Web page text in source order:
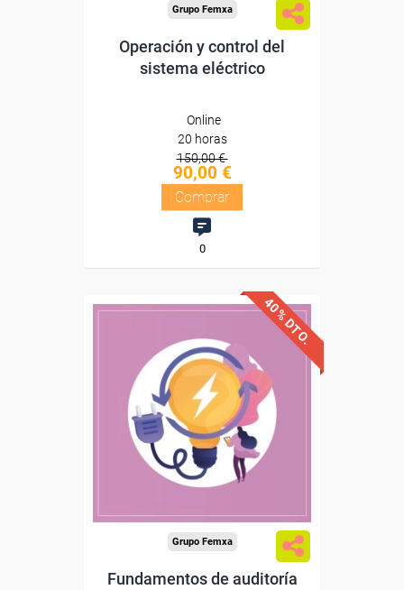
Grupo Femxa
Operación y control del
sistema eléctrico
Online
20 horas
150,00 €
90,00 €
Comprar
0
40% DTO.
Descuentos especiales
Sin requisitos de acceso
Diploma
Grupo Femxa
Fundamentos de auditoría